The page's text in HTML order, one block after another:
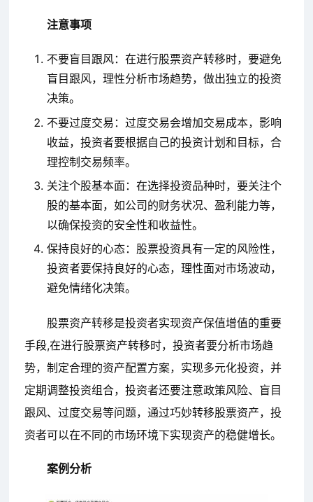
注意事项
不要盲目跟风：在进行股票资产转移时，要避免
盲目跟风，理性分析市场趋势，做出独立的投资
决策。
不要过度交易：过度交易会增加交易成本，影响
收益，投资者要根据自己的投资计划和目标，合
理控制交易频率。
关注个股基本面：在选择投资品种时，要关注个
股的基本面，如公司的财务状况、盈利能力等，
以确保投资的安全性和收益性。
保持良好的心态：股票投资具有一定的风险性，
投资者要保持良好的心态，理性面对市场波动，
避免情绪化决策。
股票资产转移是投资者实现资产保值增值的重要
手段,在进行股票资产转移时，投资者要分析市场趋
势，制定合理的资产配置方案，实现多元化投资，并
定期调整投资组合，投资者还要注意政策风险、盲目
跟风、过度交易等问题，通过巧妙转移股票资产，投
资者可以在不同的市场环境下实现资产的稳健增长。
案例分析